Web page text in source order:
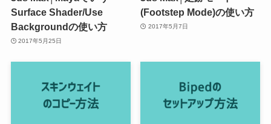
Surface Shader/Use
Backgroundの使い方
2017年5月25日
(Footstep Mode)の使い方
2017年5月7日